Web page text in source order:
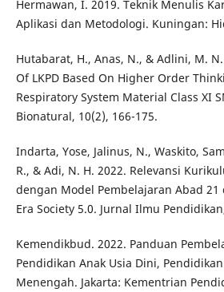
Hermawan, I. 2019. Teknik Menulis
Aplikasi dan Metodologi. Kuningan:
Hutabarat, H., Anas, N., & Adlini, M.
Of LKPD Based On Higher Order
Respiratory System Material Class XI
Bionatural, 10(2), 166-175.
Indarta, Yose, Jalinus, N., Waskito,
R., & Adi, N. H. 2022. Relevansi
dengan Model Pembelajaran Abad 21
Era Society 5.0. Jurnal Ilmu
Kemendikbud. 2022. Panduan
Pendidikan Anak Usia Dini,
Menengah. Jakarta: Kementrian